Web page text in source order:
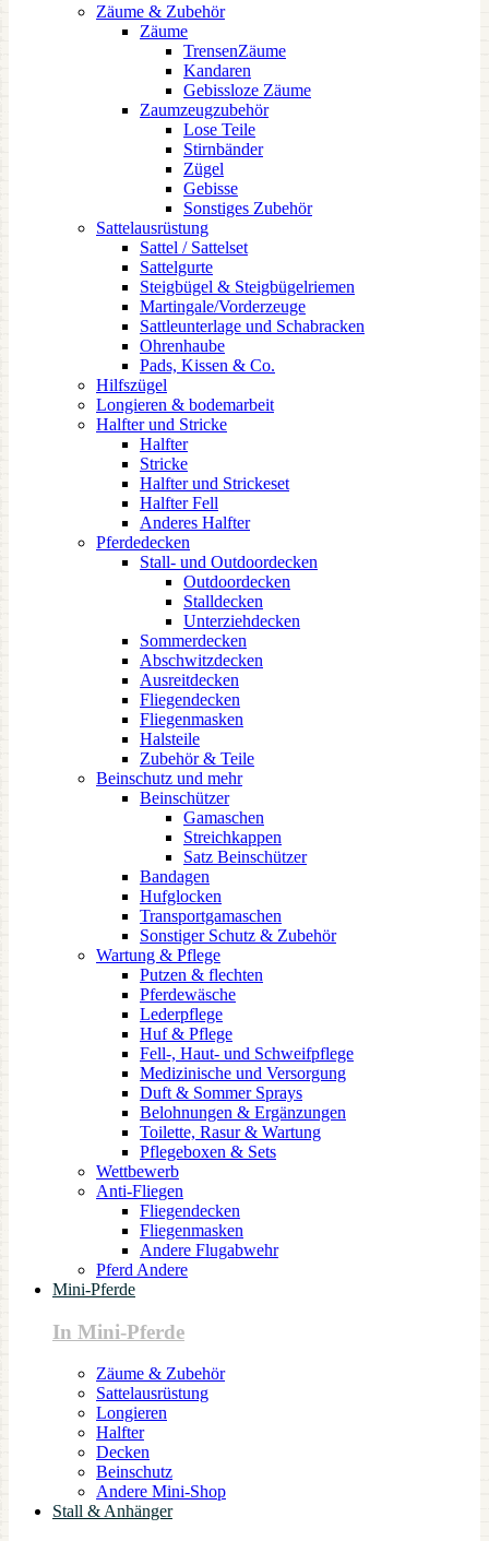
Zäume & Zubehör
Zäume
TrensenZäume
Kandaren
Gebissloze Zäume
Zaumzeugzubehör
Lose Teile
Stirnbänder
Zügel
Gebisse
Sonstiges Zubehör
Sattelausrüstung
Sattel / Sattelset
Sattelgurte
Steigbügel & Steigbügelriemen
Martingale/Vorderzeuge
Sattleunterlage und Schabracken
Ohrenhaube
Pads, Kissen & Co.
Hilfszügel
Longieren & bodemarbeit
Halfter und Stricke
Halfter
Stricke
Halfter und Strickeset
Halfter Fell
Anderes Halfter
Pferdedecken
Stall- und Outdoordecken
Outdoordecken
Stalldecken
Unterziehdecken
Sommerdecken
Abschwitzdecken
Ausreitdecken
Fliegendecken
Fliegenmasken
Halsteile
Zubehör & Teile
Beinschutz und mehr
Beinschützer
Gamaschen
Streichkappen
Satz Beinschützer
Bandagen
Hufglocken
Transportgamaschen
Sonstiger Schutz & Zubehör
Wartung & Pflege
Putzen & flechten
Pferdewäsche
Lederpflege
Huf & Pflege
Fell-, Haut- und Schweifpflege
Medizinische und Versorgung
Duft & Sommer Sprays
Belohnungen & Ergänzungen
Toilette, Rasur & Wartung
Pflegeboxen & Sets
Wettbewerb
Anti-Fliegen
Fliegendecken
Fliegenmasken
Andere Flugabwehr
Pferd Andere
Mini-Pferde
In Mini-Pferde
Zäume & Zubehör
Sattelausrüstung
Longieren
Halfter
Decken
Beinschutz
Andere Mini-Shop
Stall & Anhänger